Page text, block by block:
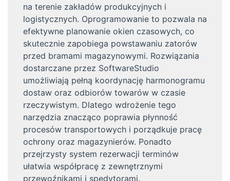
na terenie zakładów produkcyjnych i
logistycznych. Oprogramowanie to pozwala na
efektywne planowanie okien czasowych, co
skutecznie zapobiega powstawaniu zatorów
przed bramami magazynowymi. Rozwiązania
dostarczane przez SoftwareStudio
umożliwiają pełną koordynację harmonogramu
dostaw oraz odbiorów towarów w czasie
rzeczywistym. Dlatego wdrożenie tego
narzędzia znacząco poprawia płynność
procesów transportowych i porządkuje pracę
ochrony oraz magazynierów. Ponadto
przejrzysty system rezerwacji terminów
ułatwia współpracę z zewnętrznymi
przewoźnikami i spedytorami.